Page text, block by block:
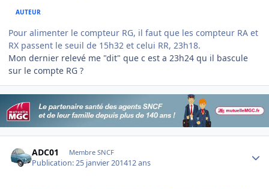
AUTEUR
Pour alimenter le compteur RG, il faut que les compteur RA et
RX passent le seuil de 15h32 et celui RR, 23h18.
Mon dernier relevé me "dit" que c est a 23h24 qu il bascule
sur le compte RG ?
ADC01 Membre SNCF
Publication:25 janvier 201412 ans